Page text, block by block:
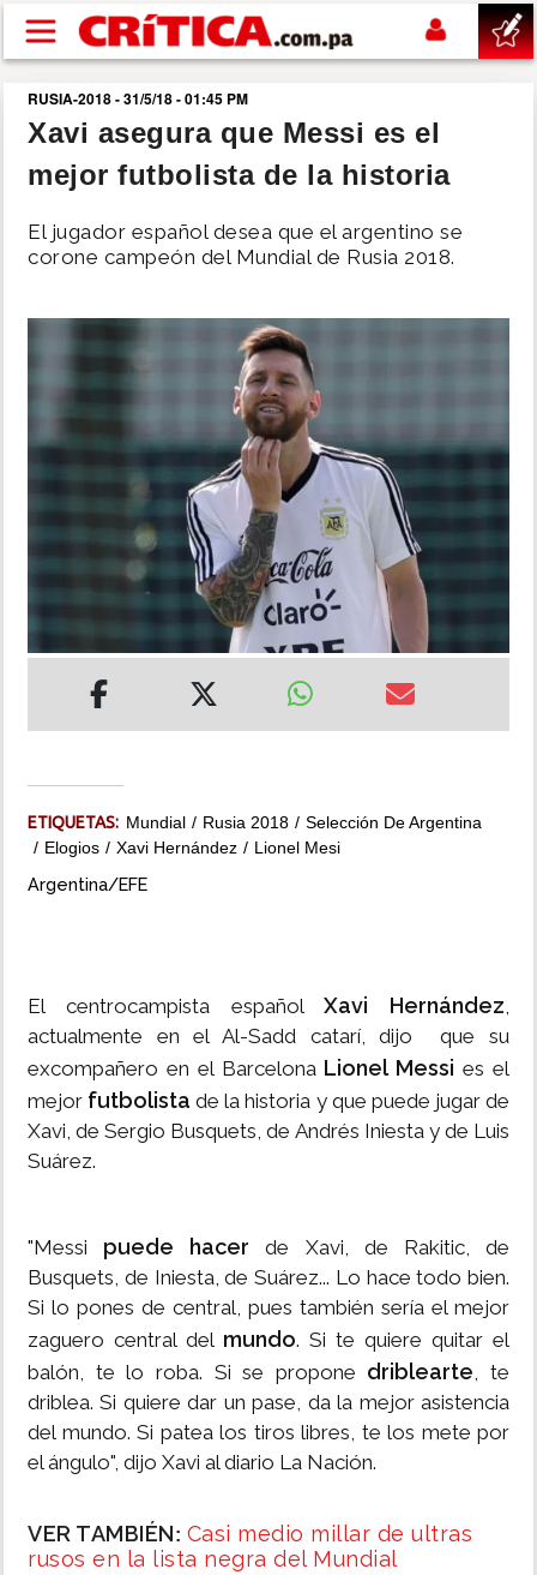
Pasar al contenido principal
buscar
SUCESOS
NACIONAL
DEPORTES
MUNDO
MULTIMEDIA
RUSIA-2018 - 31/5/18 - 01:45 PM
Xavi asegura que Messi es el
mejor futbolista de la historia
El jugador español desea que el argentino se
corone campeón del Mundial de Rusia 2018.
ETIQUETAS: Mundial Rusia 2018
Selección De Argentina
Elogios
Xavi Hernández Lionel Mesi
Argentina/EFE
El centrocampista españolXavi Hernández,
actualmente en el Al-Sadd catarí, dijo que su
excompañero en el Barcelona Lionel Messies el
mejor futbolista de la historia y que puede jugar de
Xavi, de Sergio Busquets, de Andrés Iniesta y de Luis
Suárez.
"Messi puede hacer de Xavi, de Rakitic, de
Busquets, de Iniesta, de Suárez... Lo hace todo bien.
Si lo pones de central, pues también sería el mejor
zaguero central del mundo. Si te quiere quitar el
balón, te lo roba. Si se propone driblearte, te
driblea. Si quiere dar un pase, da la mejor asistencia
del mundo. Si patea los tiros libres, te los mete por
el ángulo", dijo Xavi al diario La Nación.
VER TAMBIÉN: Casi medio millar de ultras
rusos en la lista negra del Mundial